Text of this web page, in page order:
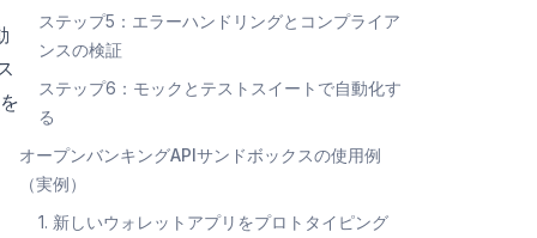
ステップ5：エラーハンドリングとコンプライア
ンスの検証
ステップ6：モックとテストスイートで自動化す
る
オープンバンキングAPIサンドボックスの使用例
（実例）
1. 新しいウォレットアプリをプロトタイピング